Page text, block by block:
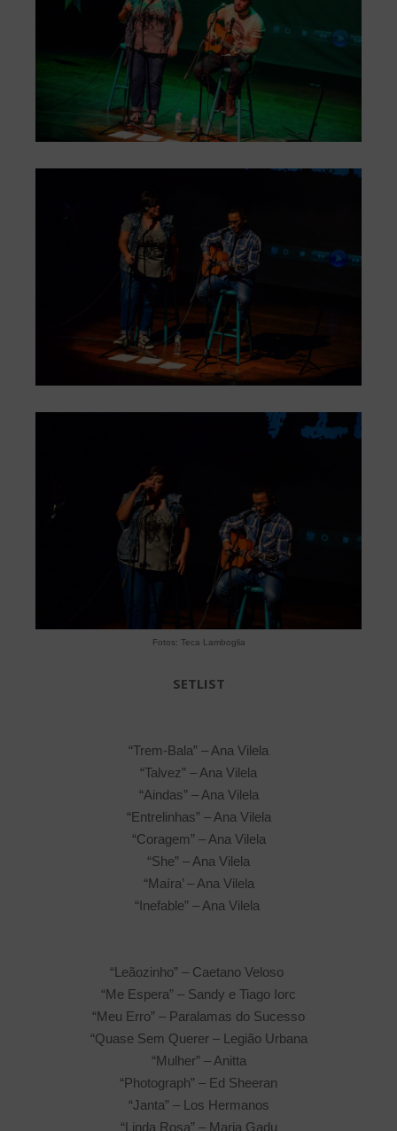
Fotos: Teca Lamboglia
SETLIST
“Trem-Bala” – Ana Vilela
“Talvez” – Ana Vilela
“Aindas” – Ana Vilela
“Entrelinhas” – Ana Vilela
“Coragem” – Ana Vilela
“She” – Ana Vilela
“Maíra’ – Ana Vilela
“Inefable” – Ana Vilela
“Leãozinho” – Caetano Veloso
“Me Espera” – Sandy e Tiago Iorc
“Meu Erro” – Paralamas do Sucesso
“Quase Sem Querer – Legião Urbana
“Mulher” – Anitta
“Photograph” – Ed Sheeran
“Janta” – Los Hermanos
“Linda Rosa” – Maria Gadu